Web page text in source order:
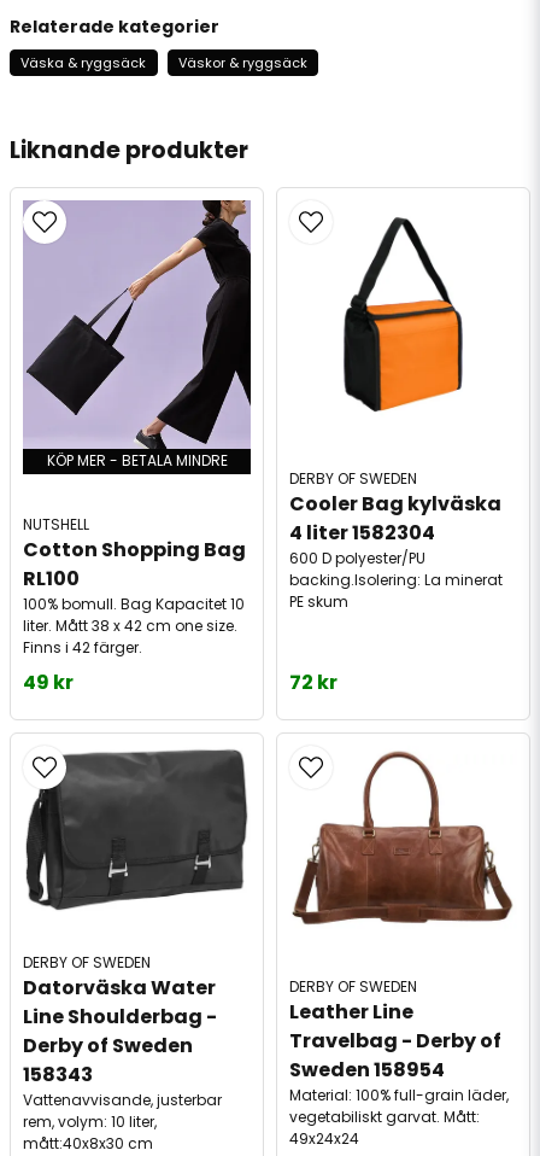
Liknande produkter
KÖP MER - BETALA MINDRE
NUTSHELL
Cotton Shopping Bag
RL100
100% bomull. Bag Kapacitet 10
liter. Mått 38 x 42 cm one size.
Finns i 42 färger.
49 kr
DERBY OF SWEDEN
Cooler Bag kylväska
4 liter 1582304
600 D polyester/PU
backing.Isolering: La minerat
PE skum
72 kr
DERBY OF SWEDEN
Datorväska Water
Line Shoulderbag -
Derby of Sweden
158343
Vattenavvisande, justerbar
rem, volym: 10 liter,
mått:40x8x30 cm
DERBY OF SWEDEN
Leather Line
Travelbag - Derby of
Sweden 158954
Material: 100% full-grain läder,
vegetabiliskt garvat. Mått:
49x24x24
Relaterade kategorier
Väska & ryggsäck Väskor & ryggsäck